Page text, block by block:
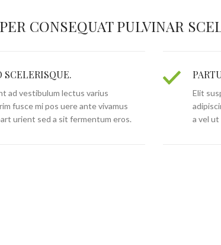
CONSEQUAT PULVINAR
SCELERISQUE.
ad vestibulum lectus varius
fusce mi pos uere ante vivamus
urient sed a sit fermentum eros.
Elit
a vel ut